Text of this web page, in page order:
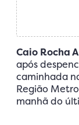
Caio Rocha
após
caminhada
Região
manhã do